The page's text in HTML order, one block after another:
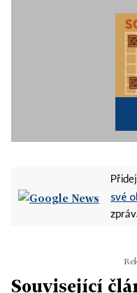
své
Související